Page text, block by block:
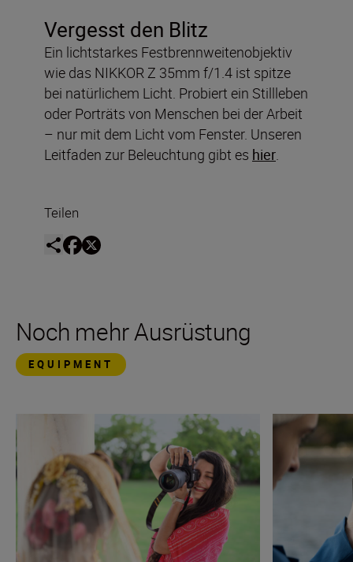
Vergesst den Blitz
Ein lichtstarkes Festbrennweitenobjektiv
wie das NIKKOR Z 35mm f/1.4 ist spitze
bei natürlichem Licht. Probiert ein Stillleben
oder Porträts von Menschen bei der Arbeit
– nur mit dem Licht vom Fenster. Unseren
Leitfaden zur Beleuchtung gibt es hier.
Teilen
Noch mehr Ausrüstung
EQUIPMENT